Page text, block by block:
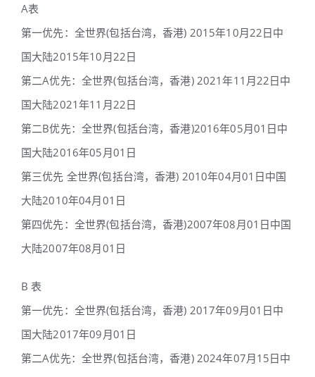
A表
第一优先：全世界(包括台湾，香港) 2015年10月22日中
国大陆2015年10月22日
第二A优先：全世界(包括台湾，香港) 2021年11月22日中
国大陆2021年11月22日
第二B优先：全世界(包括台湾，香港)2016年05月01日中
国大陆2016年05月01日
第三优先 全世界(包括台湾，香港) 2010年04月01日中国
大陆2010年04月01日
第四优先：全世界(包括台湾，香港)2007年08月01日中国
大陆2007年08月01日
B 表
第一优先：全世界(包括台湾，香港) 2017年09月01日中
国大陆2017年09月01日
第二A优先：全世界(包括台湾，香港) 2024年07月15日中